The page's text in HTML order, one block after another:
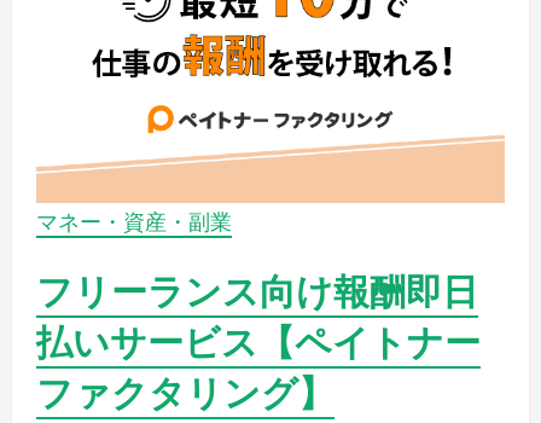
マネー・資産・副業
フリーランス向け報酬即日
払いサービス【ペイトナー
ファクタリング】